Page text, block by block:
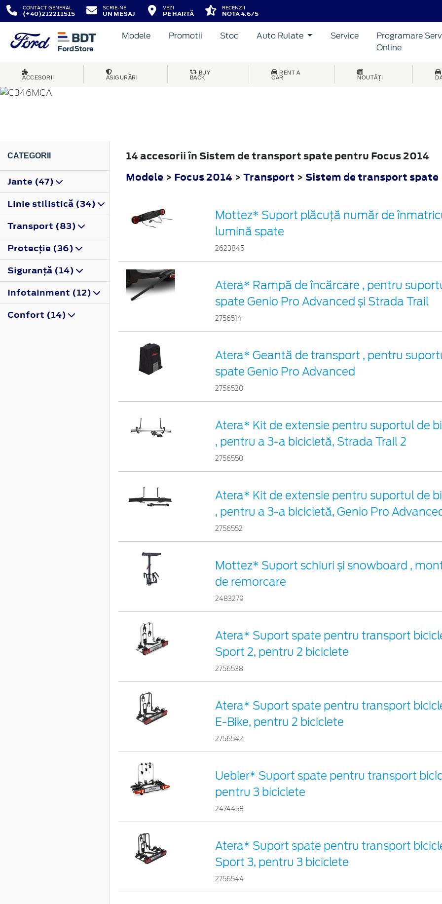
CONTACT GENERAL
(+40)212211515
SCRIE-NE
UN MESAJ
VEZI
PE HARTĂ
RECENZII
NOTA 4.6/5
Modele Promotii Stoc Auto Rulate Service
Programare
Online
ACCESORII ASIGURĂRI
BUY
BACK
RENT A
CAR
NOUTĂȚI
FOCUS
CATEGORII
Jante (47)
Linie stilistică (34)
Transport (83)
Protecţie (36)
Siguranţă (14)
Infotainment (12)
Confort (14)
14 accesorii în Sistem de transport spate pentru Focus 2014
Modele > Focus 2014 > Transport > Sistem de transport spate
Mottez* Suport plăcuță număr de
lumină spate
2623845
Atera* Rampă de încărcare , pentru
spate Genio Pro Advanced și Strada Trail
2756514
Atera* Geantă de transport , pentru
spate Genio Pro Advanced
2756520
Atera* Kit de extensie pentru suportul de
, pentru a 3-a bicicletă, Strada Trail 2
2756550
Atera* Kit de extensie pentru suportul de
, pentru a 3-a bicicletă, Genio Pro
2756552
Mottez* Suport schiuri și snowboard ,
de remorcare
2483279
Atera* Suport spate pentru transport
Sport 2, pentru 2 biciclete
2756538
Atera* Suport spate pentru transport
E-Bike, pentru 2 biciclete
2756542
Uebler* Suport spate pentru transport
pentru 3 biciclete
2474458
Atera* Suport spate pentru transport
Sport 3, pentru 3 biciclete
2756544